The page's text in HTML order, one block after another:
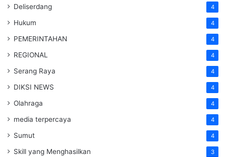
Deliserdang 4
Hukum 4
PEMERINTAHAN 4
REGIONAL 4
Serang Raya 4
DIKSI NEWS 4
Olahraga 4
media terpercaya 4
Sumut 4
Skill yang Menghasilkan 3